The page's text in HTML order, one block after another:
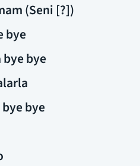
(Seni [?])
bye
bye bye
bye